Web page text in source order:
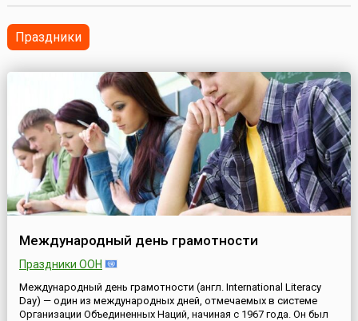
Праздники
Международный день грамотности
Праздники ООН
Международный день грамотности (англ. International Literacy
Day) — один из международных дней, отмечаемых в системе
Организации Объединенных Наций, начиная с 1967 года. Он был